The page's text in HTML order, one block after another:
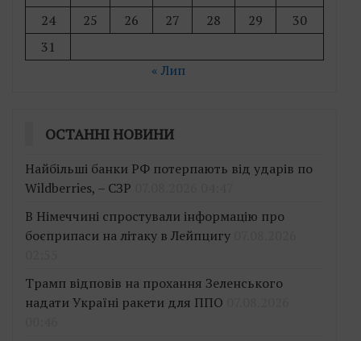
24
25 26 27 28 29
30
31
« Лип
ОСТАННІ НОВИНИ
Найбільші банки РФ потерпають від ударів по
Wildberries, – СЗР
В Німеччині спростували інформацію про
боєприпаси на літаку в Лейпцигу
Трамп відповів на прохання Зеленського
надати Україні ракети для ППО